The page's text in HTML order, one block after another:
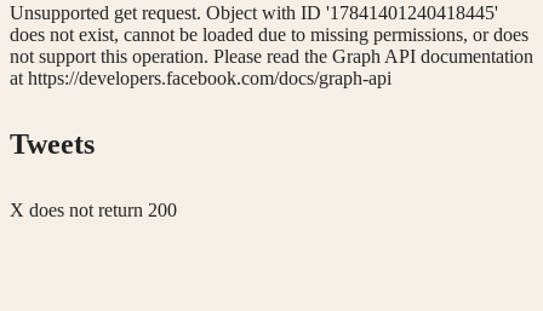
Unsupported get request. Object with ID '17841401240418445'
does not exist, cannot be loaded due to missing permissions, or does
not support this operation. Please read the Graph API documentation
at https://developers.facebook.com/docs/graph-api
Tweets
X does not return 200